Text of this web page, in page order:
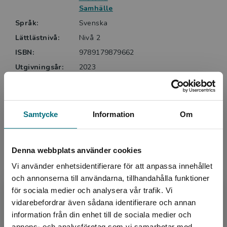
Samtycke Information Om
Denna webbplats använder cookies
Vi använder enhetsidentifierare för att anpassa innehållet
och annonserna till användarna, tillhandahålla funktioner
för sociala medier och analysera vår trafik. Vi
vidarebefordrar även sådana identifierare och annan
information från din enhet till de sociala medier och
Begränsad fraktregion
Samhälle
Språk:
Svenska
Lättlästnivå:
Nivå 2
ISBN:
9789179879662
Utgivningsår:
2023